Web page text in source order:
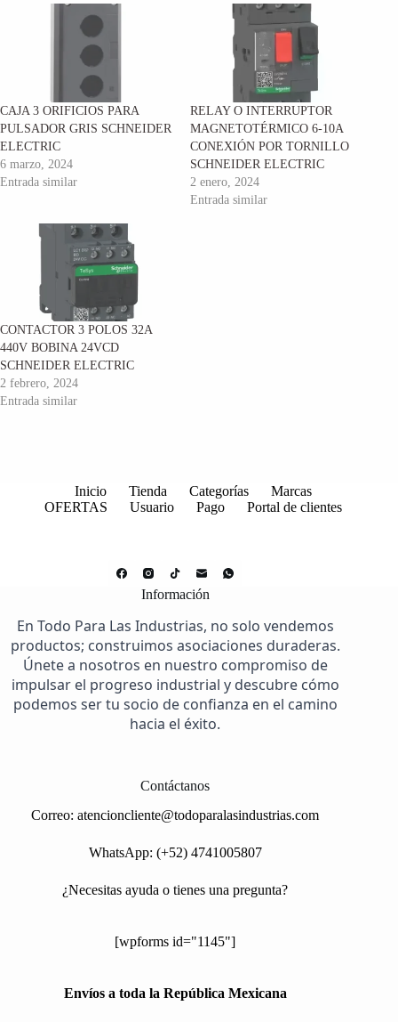
CAJA 3 ORIFICIOS PARA
PULSADOR GRIS SCHNEIDER
ELECTRIC
6 marzo, 2024
Entrada similar
RELAY O INTERRUPTOR
MAGNETOTÉRMICO 6-10A
CONEXIÓN POR TORNILLO
SCHNEIDER ELECTRIC
2 enero, 2024
Entrada similar
CONTACTOR 3 POLOS 32A
440V BOBINA 24VCD
SCHNEIDER ELECTRIC
2 febrero, 2024
Entrada similar
Inicio Tienda Categorías
Marcas
OFERTAS
Usuario Pago Portal de clientes
Información
En Todo Para Las Industrias, no solo vendemos
productos; construimos asociaciones duraderas.
Únete a nosotros en nuestro compromiso de
impulsar el progreso industrial y descubre cómo
podemos ser tu socio de confianza en el camino
hacia el éxito.
Contáctanos
Correo:atencioncliente@todoparalasindustrias.com
WhatsApp: (+52) 4741005807
¿Necesitas ayuda o tienes una pregunta?
[wpforms id="1145"]
Envíos a toda la República Mexicana